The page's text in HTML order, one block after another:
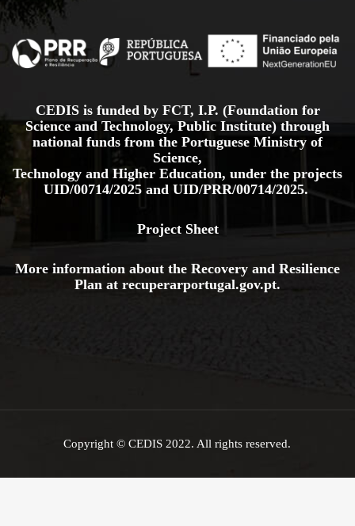
CEDIS is funded by FCT, I.P. (Foundation for
Science and Technology, Public Institute) through
national funds from the Portuguese Ministry of
Science,
Technology and Higher Education, under the projects
UID/00714/2025 and UID/PRR/00714/2025.
Project Sheet
More information about the Recovery and Resilience
Plan at recuperarportugal.gov.pt.
Copyright © CEDIS 2022. All rights reserved.